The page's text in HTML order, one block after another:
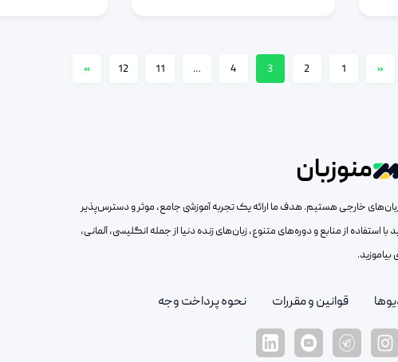
«
1
2
3
4
…
11
12
»
منوزبان
زبان‌های خارجی هستیم. هدف ما ارائه یک تجربه آموزشی جامع، موثر و دسترس‌پذیر
استفاده از منابع و دوره‌های متنوع، زبان‌های زنده دنیا از جمله انگلیسی، آلمانی،
بیاموزید.
قوانین و مقررات نحوه پرداخت وجه